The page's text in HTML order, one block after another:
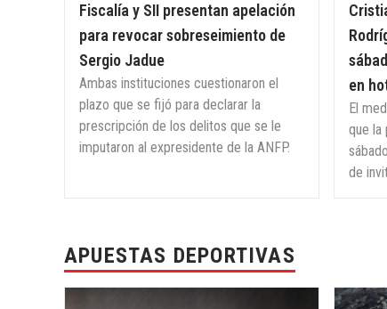
Fiscalía y SII presentan apelación
para revocar sobreseimiento de
Sergio Jadue
Ambas instituciones cuestionaron el
plazo que se fijó para declarar la
prescripción de los delitos que se le
imputaron al expresidente de la ANFP.
en
El
que la
de
APUESTAS DEPORTIVAS